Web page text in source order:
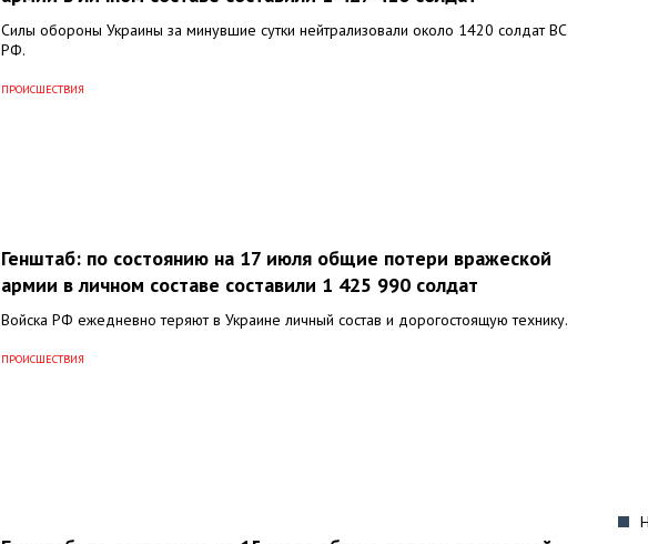
Силы обороны Украины за минувшие сутки нейтрализовали около 1420 солдат ВС
РФ.
ПРОИСШЕСТВИЯ
Генштаб: по состоянию на 17 июля общие потери вражеской
армии в личном составе составили 1 425 990 солдат
Войска РФ ежедневно теряют в Украине личный состав и дорогостоящую технику.
ПРОИСШЕСТВИЯ